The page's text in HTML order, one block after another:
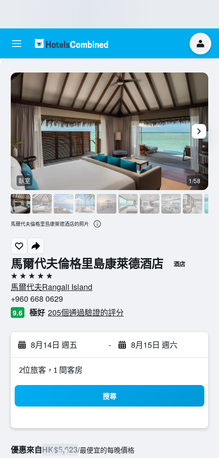
馬爾代夫倫格里島康萊德酒店 酒店
5星級
馬爾代夫Rangali Island
+960 668 0629
9.6 極好 205個通過驗證的評分
8月14日 週五 - 8月15日 週六
2位旅客，1 間客房
搜尋
優惠來自HK$5,623/最便宜的每晚價格
臥室 1/58
馬爾代夫倫格里島康萊德酒店的照片